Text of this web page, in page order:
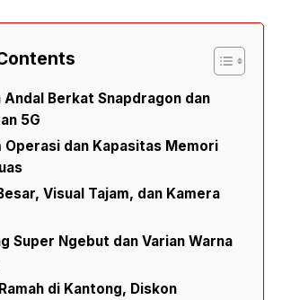
Andal Berkat Snapdragon dan
5G
Operasi dan Kapasitas Memori
Visual Tajam, dan Kamera
Super Ngebut dan Varian Warna
di Kantong, Diskon